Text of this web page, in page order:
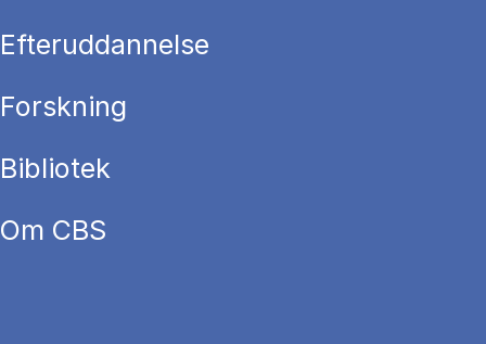
Efteruddannelse
Forskning
Bibliotek
Om CBS